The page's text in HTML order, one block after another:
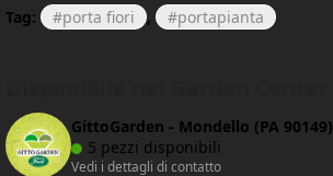
Tag:
porta fiori , portapianta
GittoGarden - Mondello (PA 90149)
5 pezzi disponibili
Vedi i dettagli di contatto